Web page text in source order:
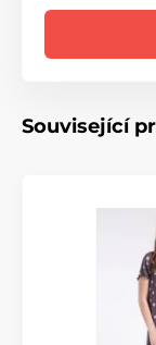
Související